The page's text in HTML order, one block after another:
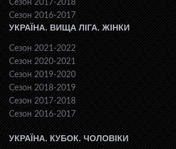
Сезон 2017-2018
Сезон 2016-2017
УКРАЇНА. ВИЩА ЛІГА. ЖІНКИ
Сезон 2021-2022
Сезон 2020-2021
Сезон 2019-2020
Сезон 2018-2019
Сезон 2017-2018
Сезон 2016-2017
УКРАЇНА. КУБОК. ЧОЛОВІКИ